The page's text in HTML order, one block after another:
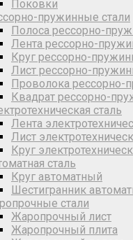
Поковки
пружинные стали
Полоса рессорно-
Лента рессорно-
Круг рессорно-
Лист рессорно-
Проволока рессорно-
Квадрат рессорно-
сталь
Лента
Лист
Круг
сталь
Круг автоматный
Шестигранник
стали
Жаропрочный лист
Жаропрочный плита